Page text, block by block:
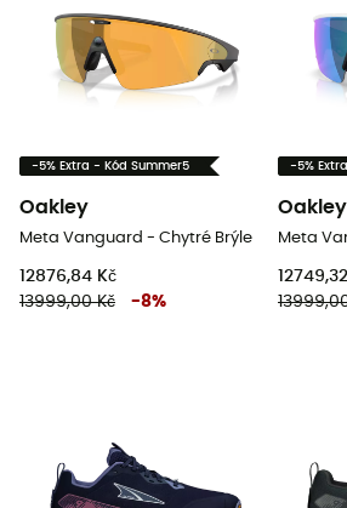
-5% Extra - Kód Summer5
Oakley
Meta Vanguard - Chytré Brýle
12876,84 Kč
13999,00 Kč
-8%
-5%
Oakley
Meta